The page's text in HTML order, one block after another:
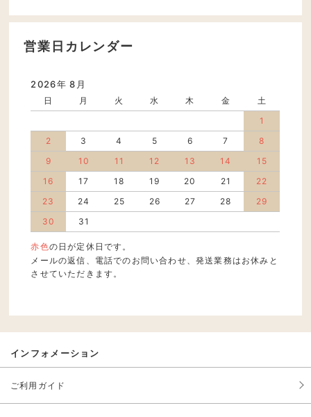
営業日カレンダー
2026年 8月
日 月 火 水 木 金
土
1
2
3 4 5 6 7
8
9
10 11 12 13 14
15
16
17 18 19 20 21
22
23
24 25 26 27 28
29
30
31
赤色の日が定休日です。
メールの返信、電話でのお問い合わせ、発送業務はお休みと
させていただきます。
インフォメーション
ご利用ガイド